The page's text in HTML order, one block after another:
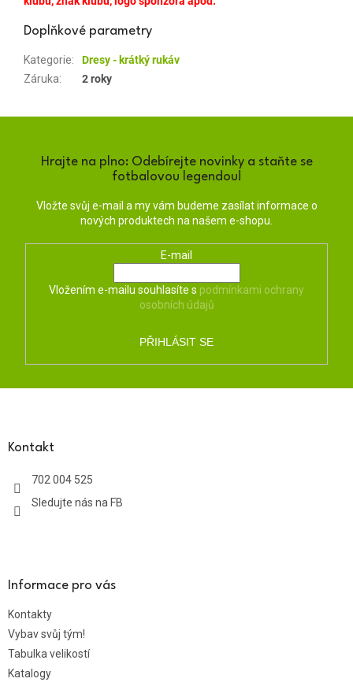
Doplňkové parametry
Kategorie:
Dresy - krátký rukáv
Záruka: 2 roky
Hrajte na plno: Odebírejte novinky a staňte se
fotbalovou legendou!
Vložte svůj e-mail a my vám budeme zasílat informace o
nových produktech na našem e-shopu.
E-mail
Vložením e-mailu souhlasíte s podmínkami ochrany
osobních údajů
PŘIHLÁSIT SE
Kontakt
702 004 525
Sledujte nás na FB
Informace pro vás
Kontakty
Vybav svůj tým!
Tabulka velikostí
Katalogy